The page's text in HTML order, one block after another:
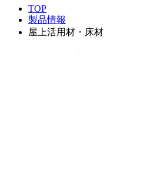
TOP
製品情報
屋上活用材・床材